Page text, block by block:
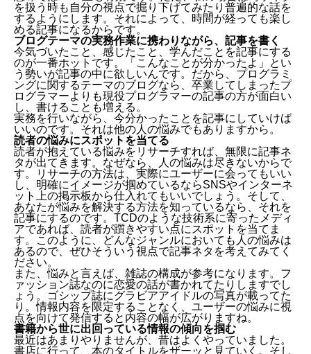
を扱う時も自分の視点で掘り下げてみたり普遍的な話を
するようにします。それによって、時間が経っても楽し
める記事になるからです。
ブログテーマの実務作業に携わりながら、記事を書く
今気づいたこと、感じたこと、学んだことを記事にする
のが一番ホットです。「こんなことが分かったよ」とい
う勢いが記事の中に欲しいんです。だから、プログラミ
ングに関するテーマのブログなら、卒業してしまったプ
ログラマーよりも現役プログラマーの記事の方が面白い
し、書けることも増える。
実務を行いながら、今分かったことを記事にしていけば
いいのです。それは他の人の悩みでもありますから。
読者の悩みにスポットを当てる
読者が抱えている悩みをリサーチすれば、無限に記事ネ
タが出てきます。なぜなら、人の悩みは尽きないからで
す。リサーチの方法は、実際にユーザーに会ってもいい
し、明確にイメージが掴めているならSNSやインターネ
ット上の掲示板から仕入れてもいいでしょう。そして、
あなたが悩みを解決する方法を知っているなら、それを
記事にするのです。 TCDのような技術系に寄ったメディ
アであれば、読者が躓きやすい点にスポットを当てま
す。このように、どんなジャンルにおいても人の悩みは
あるので、ぜひそういう視点で記事ネタを考えてみてく
ださい。
また、悩みと言えば、雑誌の構成が参考になります。フ
ァッション誌なのに恋愛の話が書かれてたりしますでし
ょう。ゴシップ誌にグラビアアイドルの写真が載ってた
り。情報内容を限定することなく、ユーザーの悩みに視
点を向けて発信すると内容の幅が広がりますね。
書籍から世に出回っている情報の傾向を掴む
最近はあまりやりませんが、昔はよくやっていました。
書店に行って、本のタイトルをザーッと見ていく。そし